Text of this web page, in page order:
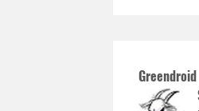
Greendroid